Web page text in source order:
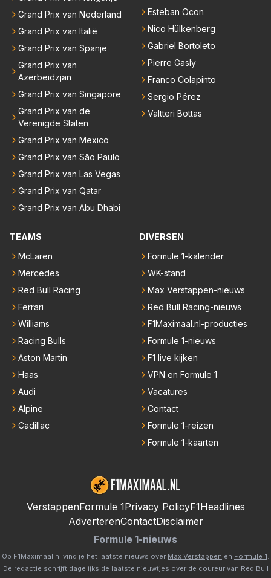
Grand Prix van Nederland
Grand Prix van Italië
Grand Prix van Spanje
Grand Prix van
Azerbeidzjan
Grand Prix van Singapore
Grand Prix van de
Verenigde Staten
Grand Prix van Mexico
Grand Prix van São Paulo
Grand Prix van Las Vegas
Grand Prix van Qatar
Grand Prix van Abu Dhabi
Esteban Ocon
Nico Hülkenberg
Gabriel Bortoleto
Pierre Gasly
Franco Colapinto
Sergio Pérez
Valtteri Bottas
TEAMS
McLaren
Mercedes
Red Bull Racing
Ferrari
Williams
Racing Bulls
Aston Martin
Haas
Audi
Alpine
Cadillac
DIVERSEN
Formule 1-kalender
WK-stand
Max Verstappen-nieuws
Red Bull Racing-nieuws
F1Maximaal.nl-producties
Formule 1-nieuws
F1 live kijken
VPN en Formule 1
Vacatures
Contact
Formule 1-reizen
Formule 1-kaarten
VerstappenFormule 1Privacy PolicyF1Headlines
AdverterenContactDisclaimer
Formule 1-nieuws
Op F1Maximaal.nl vind je het laatste nieuws over Max Verstappen en Formule 1
De redactie schrijft dagelijks de laatste nieuwtjes over de coureur van Red Bull